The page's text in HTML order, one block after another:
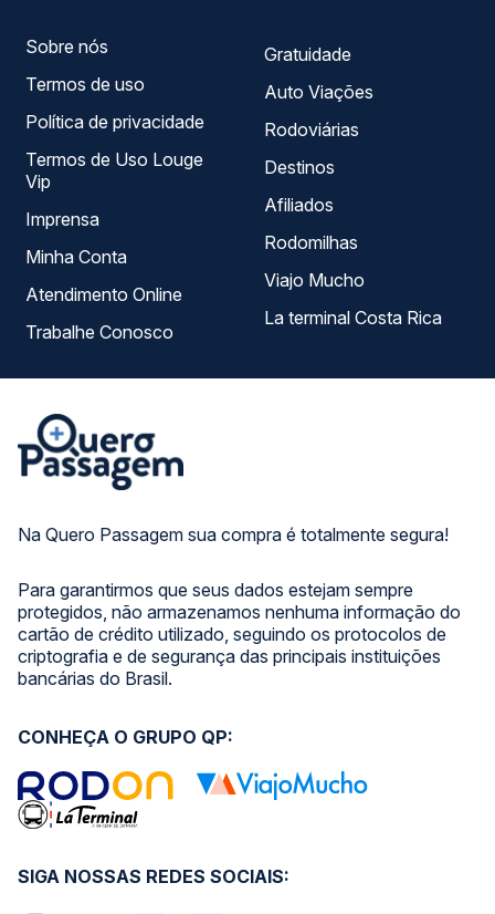
Na Quero Passagem sua compra é totalmente segura!
Para garantirmos que seus dados estejam sempre
protegidos, não armazenamos nenhuma informação do
cartão de crédito utilizado, seguindo os protocolos de
criptografia e de segurança das principais instituições
bancárias do Brasil.
Sobre nós
Termos de uso
Política de privacidade
Termos de Uso Louge
Vip
Imprensa
Minha Conta
Atendimento Online
Trabalhe Conosco
Gratuidade
Auto Viações
Rodoviárias
Destinos
Afiliados
Rodomilhas
Viajo Mucho
La terminal Costa Rica
SIGA NOSSAS REDES SOCIAIS:
CONHEÇA O GRUPO QP: